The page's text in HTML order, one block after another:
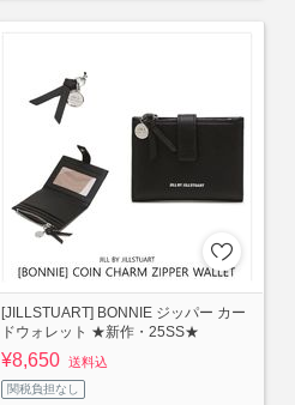
[JILLSTUART] BONNIE ジッパー カー
ドウォレット ★新作・25SS★
¥8,650 送料込
関税負担なし